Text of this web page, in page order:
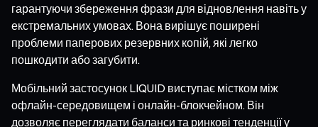
гарантуючи збереження фрази для відновлення навіть у
екстремальних умовах. Вона вирішує поширені
проблеми паперових резервних копій, які легко
пошкодити або загубити.
Мобільний застосунок LIQUID виступає містком між
офлайн-середовищем і онлайн-блокчейном. Він
дозволяє переглядати баланси та ринкові тенденції у